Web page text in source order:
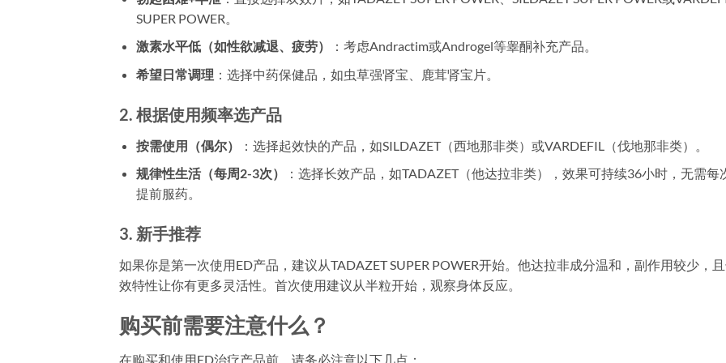
SUPER POWER。
激素水平低（如性欲减退、疲劳）
：考虑Andractim或Androgel等睾酮补充产品。
希望日常调理 ：选择中药保健品，如虫草强肾宝、鹿茸肾宝片。
2. 根据使用频率选产品
按需使用（偶尔）
：选择起效快的产品，如SILDAZET（西地那非类）或VARDEFIL（伐地那非类）。
规律性生活（每周2-3次）
：选择长效产品，如TADAZET（他达拉非类），效果可持续36小时，无需每
提前服药。
3. 新手推荐
如果你是第一次使用ED产品，建议从TADAZET SUPER POWER开始。他达拉非成分温和，副作用较少，
效特性让你有更多灵活性。首次使用建议从半粒开始，观察身体反应。
购买前需要注意什么？
在购买和使用ED治疗产品前，请务必注意以下几点：